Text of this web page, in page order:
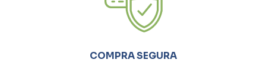
COMPRA SEGURA